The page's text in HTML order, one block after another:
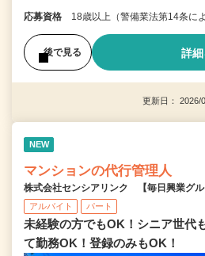
応募資格 18歳以上（警備業法第14条に
後で見る 詳
更新日：
NEW
マンションの代行管理人
株式会社センシアリンク 【毎日興業グル
アルバイト パート
未経験の方でもOK！シニア世代
て勤務OK！登録のみもOK！